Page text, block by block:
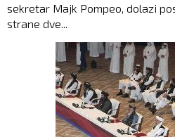
sekretar Majk Pompeo, dolazi
strane dve...